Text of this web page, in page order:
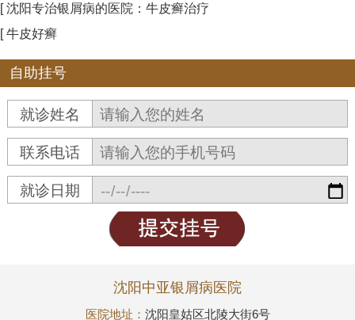
[ 沈阳专治银屑病的医院：牛皮癣治疗
[ 牛皮好癣
自助挂号
就诊姓名
联系电话
就诊日期
沈阳中亚银屑病医院
医院地址： 沈阳皇姑区北陵大街6号